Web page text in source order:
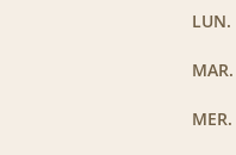
LUN.
MAR.
MER.